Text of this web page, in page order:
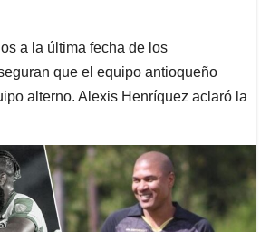
a la última fecha de los
que el equipo antioqueño
alterno. Alexis Henríquez aclaró la